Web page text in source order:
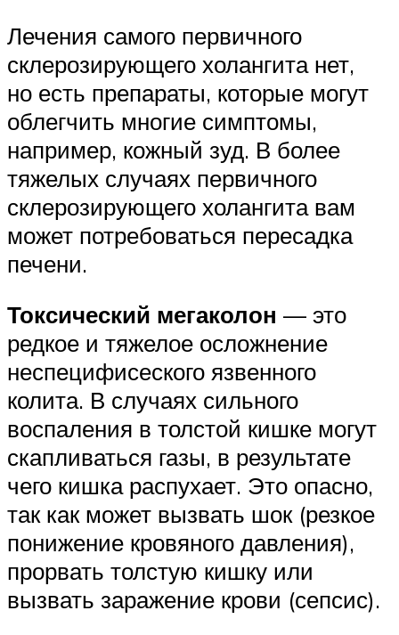
Лечения самого первичного
склерозирующего холангита нет,
но есть препараты, которые могут
облегчить многие симптомы,
например, кожный зуд. В более
тяжелых случаях первичного
склерозирующего холангита вам
может потребоваться пересадка
печени.
Токсический мегаколон — это
редкое и тяжелое осложнение
неспецифисеского язвенного
колита. В случаях сильного
воспаления в толстой кишке могут
скапливаться газы, в результате
чего кишка распухает. Это опасно,
так как может вызвать шок (резкое
понижение кровяного давления),
прорвать толстую кишку или
вызвать заражение крови (сепсис).